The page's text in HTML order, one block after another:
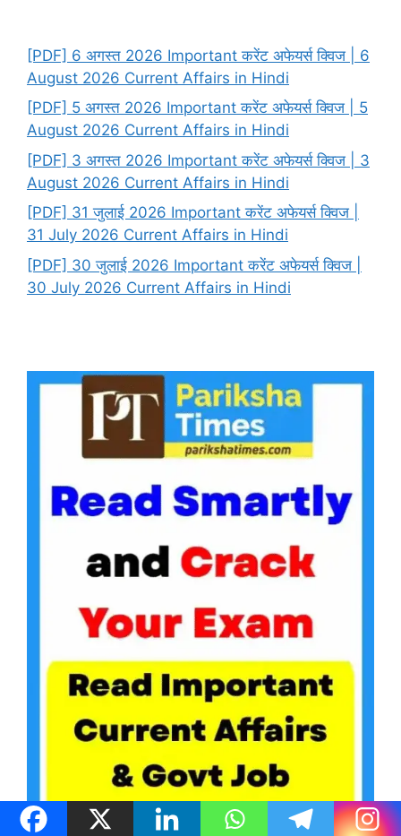
[PDF] 6 अगस्त 2026 Important करेंट अफेयर्स क्विज | 6
August 2026 Current Affairs in Hindi
[PDF] 5 अगस्त 2026 Important करेंट अफेयर्स क्विज | 5
August 2026 Current Affairs in Hindi
[PDF] 3 अगस्त 2026 Important करेंट अफेयर्स क्विज | 3
August 2026 Current Affairs in Hindi
[PDF] 31 जुलाई 2026 Important करेंट अफेयर्स क्विज |
31 July 2026 Current Affairs in Hindi
[PDF] 30 जुलाई 2026 Important करेंट अफेयर्स क्विज |
30 July 2026 Current Affairs in Hindi